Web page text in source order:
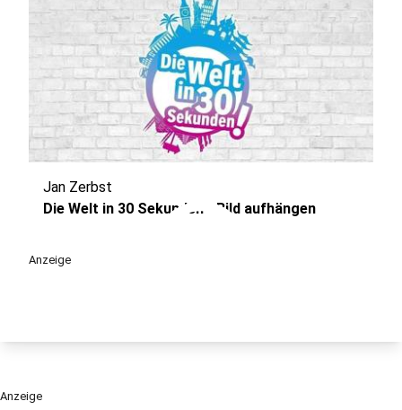
play_circle
Jan Zerbst
Die Welt in 30 Sekunden - Bild aufhängen
Anzeige
Anzeige